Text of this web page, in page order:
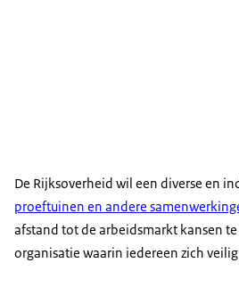
De Rijksoverheid wil een diverse en
proeftuinen en andere
afstand tot de arbeidsmarkt kansen
organisatie waarin iedereen zich